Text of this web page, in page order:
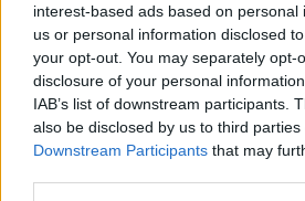
interest-based ads based on personal
us or personal information disclosed
your opt-out. You may separately opt-
disclosure of your personal
IAB’s list of downstream participants.
also be disclosed by us to third parties
Downstream Participants that may
momentos críticos. ¿Te has
siente estar en el límite de tus
Lecciones para los
competidores